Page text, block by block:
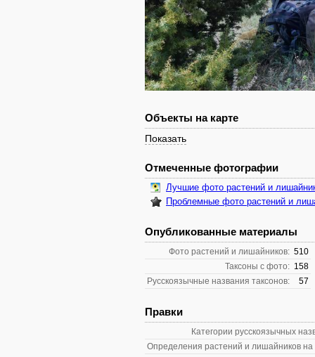
Объекты на карте
Показать
Отмеченные фотографии
Лучшие фото растений и
Проблемные фото растений и
Опубликованные материалы
Фото растений и лишайников: 510
Таксоны с фото: 158
Русскоязычные названия таксонов:
57
Правки
Категории русскоязычных
Определения растений и лишайников